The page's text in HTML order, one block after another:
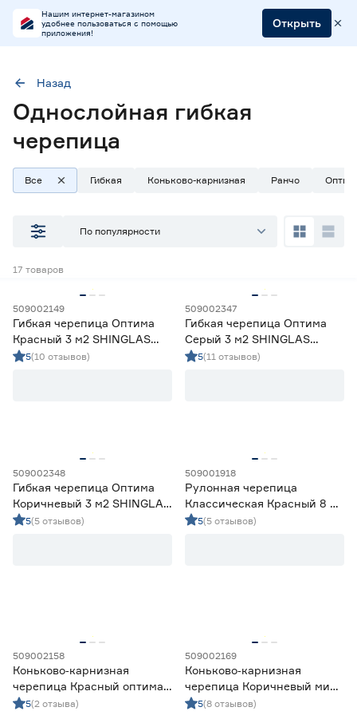
Нашим интернет-магазином
удобнее пользоваться с помощью
приложения!
Открыть
Вид черепицыОднослойная
Наличие в магазинах
Ростовское шоссе, 28/7
Тип
Планка торцевая
Подкладочный ковёр
от до
Драконий зуб
Соната
Вид черепицы
Назад
Однослойная гибкая
черепица
Все Гибкая Коньково-карнизная Ранчо
По популярности
17 товаров
509002149
Гибкая черепица Оптима
Красный 3 м2 SHINGLAS
ТЕХНОНИКОЛЬ
5(10 отзывов)
509002347
Гибкая черепица Оптима
Серый 3 м2 SHINGLAS
ТЕХНОНИКОЛЬ
5(11 отзывов)
509002348
Гибкая черепица Оптима
Коричневый 3 м2 SHINGLAS
ТЕХНОНИКОЛЬ
5(5 отзывов)
509001918
Рулонная черепица
Классическая Красный 8 м2
ТЕХНОНИКОЛЬ
5(5 отзывов)
509002158
Коньково‑карнизная
черепица Красный оптима
5 м2 SHINGLAS
5(2 отзыва)
509002169
Коньково‑карнизная
черепица Коричневый микс
5 м2 SHINGLAS
5(8 отзывов)